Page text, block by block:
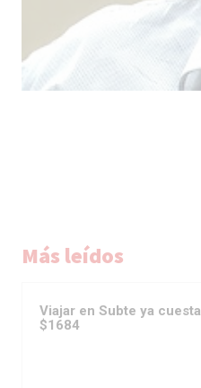
Más leídos
Viajar en Subte ya cuesta
$1684